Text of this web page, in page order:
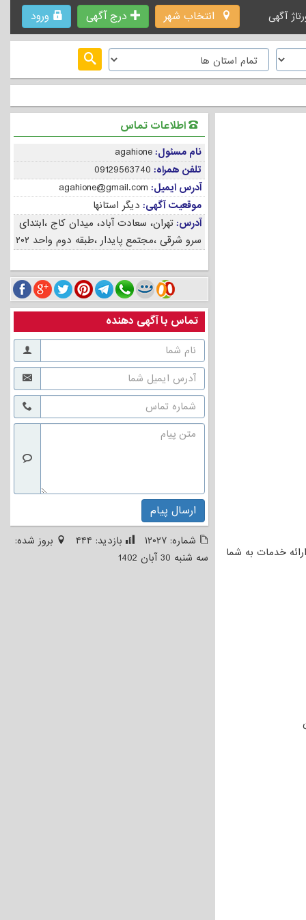
انتخاب شهر درج آگهی ورود آگهی
اطلاعات تماس
نام مسئول:agahione
تلفن همراه: 09129563740
آدرس ایمیل: agahione@gmail.com
موقعیت آگهی: دیگر استانها
آدرس:تهران، سعادت آباد، میدان کاج ،ابتدای
سرو شرقی ،مجتمع پایدار ،طبقه دوم واحد ۲۰۲
تماس با آگهی دهنده
ارسال پیام
شماره: ۱۲۰۲۷ بازدید: ۴۴۴
بروز شده:
سه شنبه 30 آبان 1402
خدمات به شما